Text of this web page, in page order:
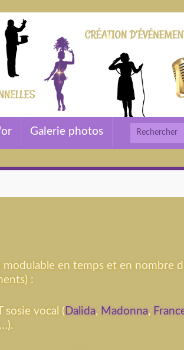
Galerie photos
modulable en temps et en nombre
:
sosie vocal ( Dalida, Madonna,
…).